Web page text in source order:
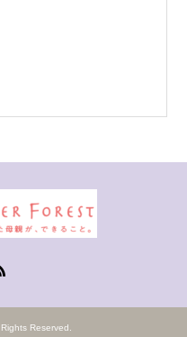
Rights Reserved.